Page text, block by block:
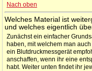
Nach oben
Welches Material ist
und welches eigentlich
Zunächst ein einfacher
haben, mit welchem man
ein Blutdruckmessgerät
anschaffen, wenn ihr eine
habt. Weiter unten findet ihr